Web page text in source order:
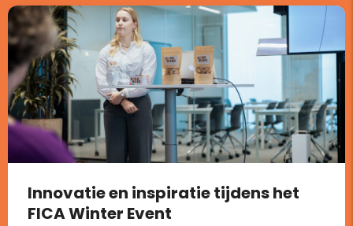
Innovatie en inspiratie tijdens het
FICA Winter Event